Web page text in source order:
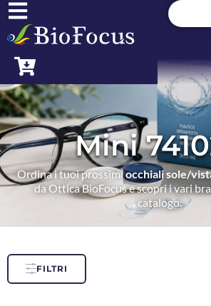
Mini
Ordina i tuoi prossimiocchiali sole/
da Ottica BioFocus e scopri i vari
catalogo.
FILTRI